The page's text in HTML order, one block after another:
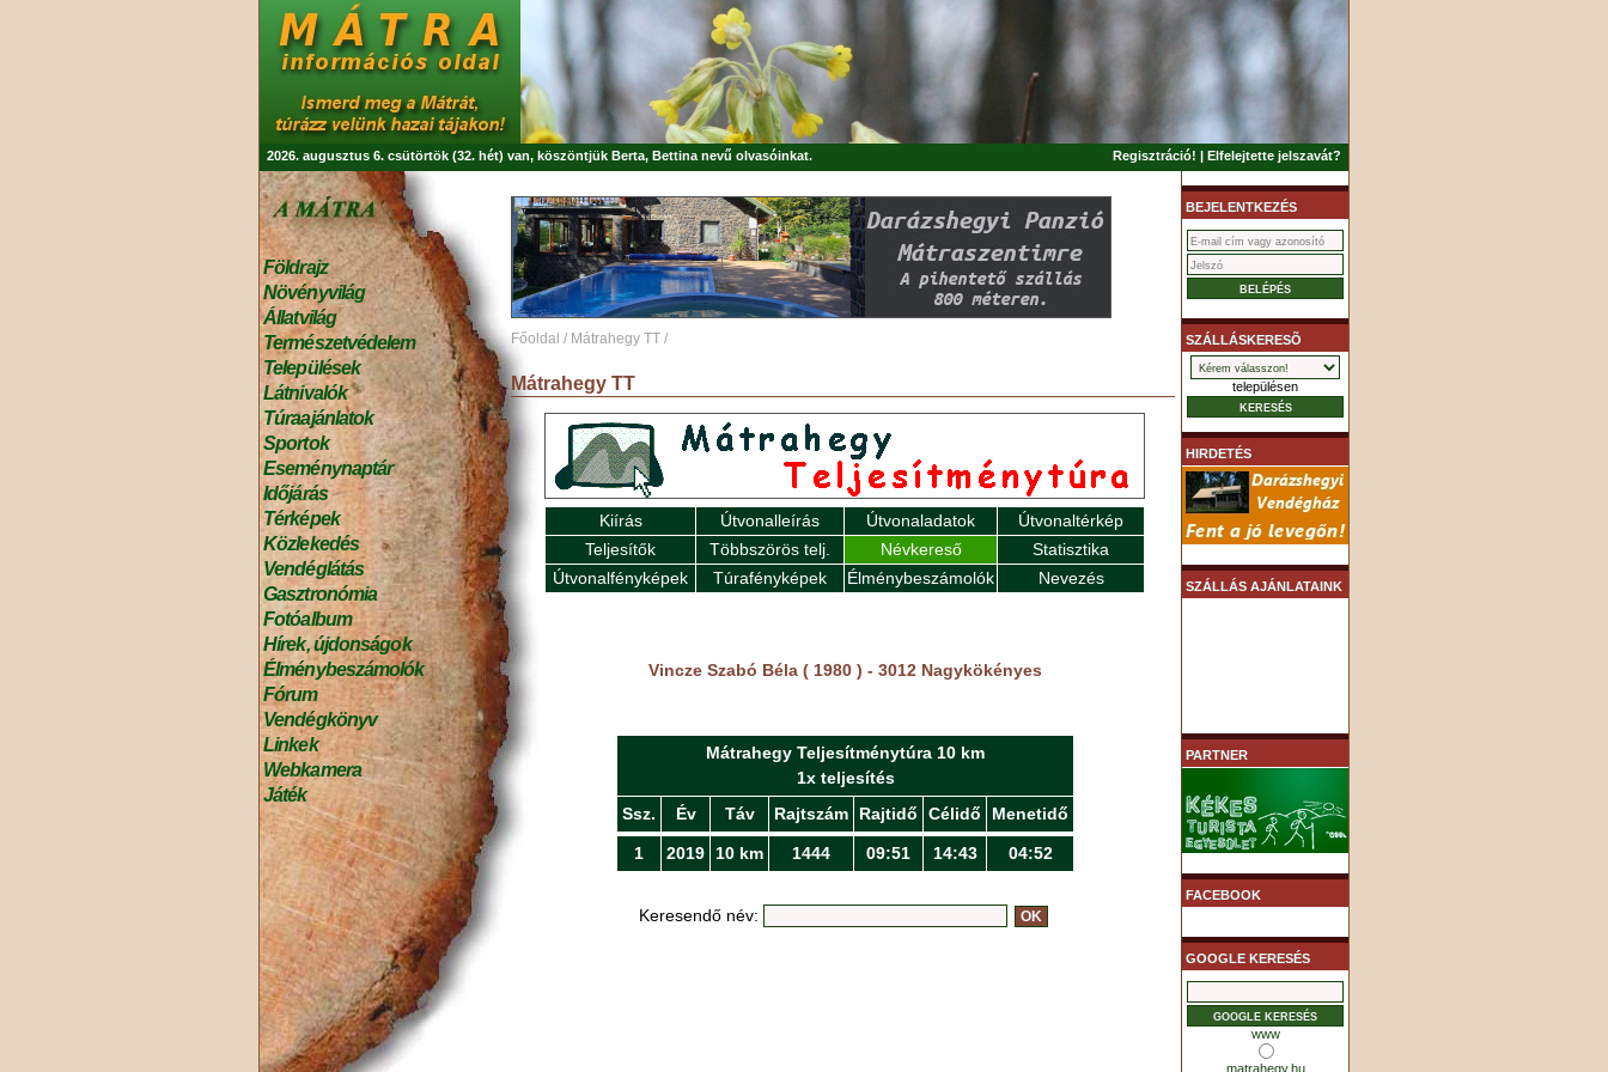
2026. augusztus 6. csütörtök (32. hét) van, köszöntjük Berta, Bettina nevű olvasóinkat. Regisztráció! | Elfelejtette jelszavát?
Földrajz
Növényvilág
Állatvilág
Természetvédelem
Települések
Látnivalók
Túraajánlatok
Sportok
Eseménynaptár
Időjárás
Térképek
Közlekedés
Vendéglátás
Gasztronómia
Fotóalbum
Hírek, újdonságok
Élménybeszámolók
Fórum
Vendégkönyv
Linkek
Webkamera
Játék
Főoldal / Mátrahegy TT /
Mátrahegy TT
Kiírás Útvonalleírás Útvonaladatok
Útvonaltérkép
Teljesítők
Többszörös telj. Névkereső
Statisztika
Útvonalfényképek
Túrafényképek Élménybeszámolók Nevezés
Vincze Szabó Béla ( 1980 ) - 3012 Nagykökényes
Mátrahegy Teljesítménytúra 10 km
1x teljesítés
Ssz.
Év Táv Rajtszám Rajtidő Célidő Menetidő
1 2019 10 km 1444 09:51 14:43 04:52
Keresendő név:
BEJELENTKEZÉS
SZÁLLÁSKERESÕ
településen
HIRDETÉS
SZÁLLÁS AJÁNLATAINK
PARTNER
FACEBOOK
GOOGLE KERESÉS
www
matrahegy.hu